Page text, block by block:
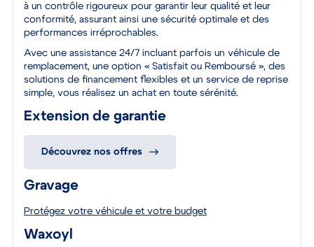
à un contrôle rigoureux pour garantir leur qualité et leur
conformité, assurant ainsi une sécurité optimale et des
performances irréprochables.
Avec une assistance 24/7 incluant parfois un véhicule de
remplacement, une option « Satisfait ou Remboursé », des
solutions de financement flexibles et un service de reprise
simple, vous réalisez un achat en toute sérénité.
Extension de garantie
Découvrez nos offres
Gravage
Protégez votre véhicule et votre budget
Waxoyl